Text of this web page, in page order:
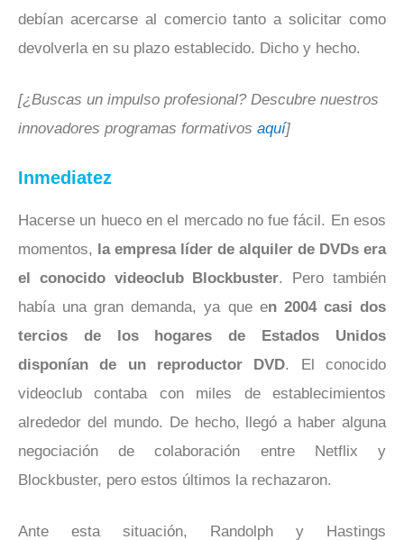
debían acercarse al comercio tanto a solicitar como
devolverla en su plazo establecido. Dicho y hecho.
[¿Buscas un impulso profesional? Descubre nuestros
innovadores programas formativos aquí]
Inmediatez
Hacerse un hueco en el mercado no fue fácil. En esos
momentos, la empresa líder de alquiler de DVDs era
el conocido videoclub Blockbuster. Pero también
había una gran demanda, ya que en 2004 casi dos
tercios de los hogares de Estados Unidos
disponían de un reproductor DVD. El conocido
videoclub contaba con miles de establecimientos
alrededor del mundo. De hecho, llegó a haber alguna
negociación de colaboración entre Netflix y
Blockbuster, pero estos últimos la rechazaron.
Ante esta situación, Randolph y Hastings